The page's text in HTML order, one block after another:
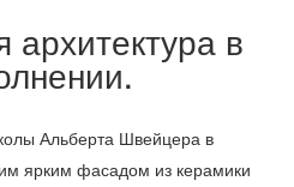
в
Альберта Швейцера в
ярким фасадом из керамики